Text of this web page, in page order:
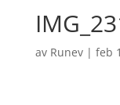
av Runev| feb